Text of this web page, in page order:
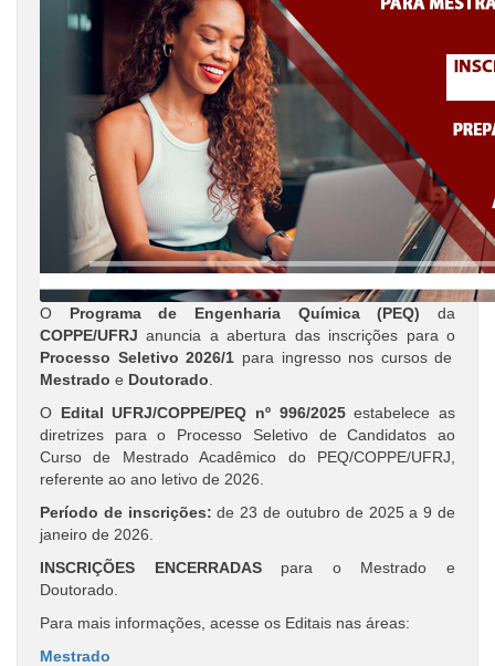
O Programa de Engenharia Química (PEQ) da
COPPE/UFRJ anuncia a abertura das inscrições para o
Processo Seletivo 2026/1 para ingresso nos cursos de
Mestrado e Doutorado
O Edital UFRJ/COPPE/PEQ nº 996/2025estabelece as
diretrizes para o Processo Seletivo de Candidatos ao
Curso de Mestrado Acadêmico do PEQ/COPPE/UFRJ,
referente ao ano letivo de 2026.
Período de inscrições: de 23 de outubro de 2025 a 9 de
janeiro de 2026.
INSCRIÇÕES ENCERRADASpara o Mestrado e
Doutorado.
Para mais informações, acesse os Editais nas áreas:
Mestrado